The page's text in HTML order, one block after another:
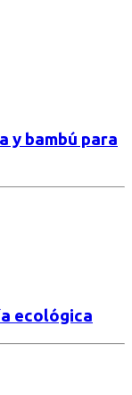
y bambú para
ecológica